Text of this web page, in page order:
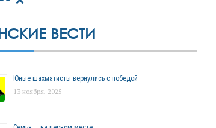
ВЕСТИ
Юные шахматисты вернулись с победой
13 ноября, 2025